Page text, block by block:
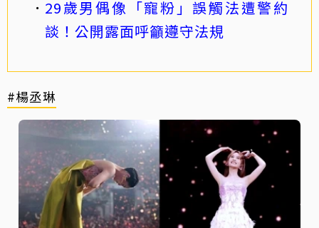
29歲男偶像「寵粉」誤觸法遭警約
談！公開露面呼籲遵守法規
#楊丞琳